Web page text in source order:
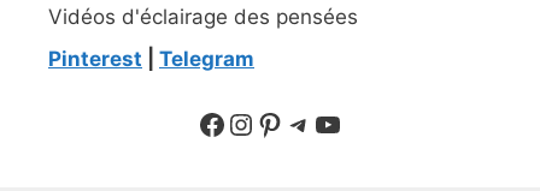
Vidéos d'éclairage des pensées
Pinterest
Telegram
Suivre sur Facebook
Suivre sur Instagram
Pinterest
Sur Telegram
YouTube